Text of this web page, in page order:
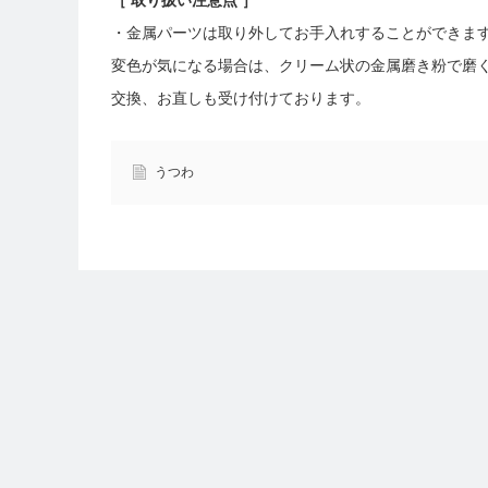
・金属パーツは取り外してお手入れすることができます
変色が気になる場合は、クリーム状の金属磨き粉で磨
交換、お直しも受け付けております。
うつわ